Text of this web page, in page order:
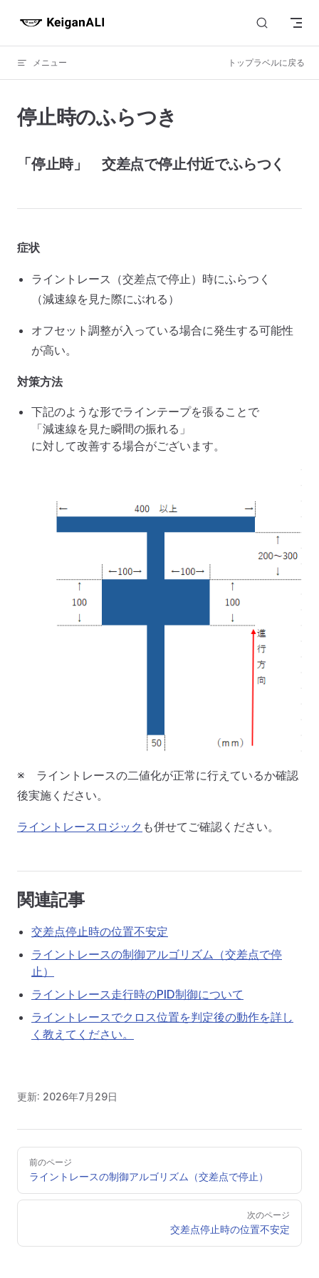
Skip to content
メニュー トップラベルに戻る
停止時のふらつき
「停止時」 交差点で停止付近でふらつく
症状
ライントレース（交差点で停止）時にふらつく
（減速線を見た際にぶれる）
オフセット調整が入っている場合に発生する可能性
が高い。
対策方法
下記のような形でラインテープを張ることで
「減速線を見た瞬間の振れる」
に対して改善する場合がございます。
※ ライントレースの二値化が正常に行えているか確認
後実施ください。
ライントレースロジック も併せてご確認ください。
関連記事
交差点停止時の位置不安定
ライントレースの制御アルゴリズム（交差点で停
止）
ライントレース走行時のPID制御について
ライントレースでクロス位置を判定後の動作を詳し
く教えてください。
更新: 2026年7月29日
Pager
前のページ
ライントレースの制御アルゴリズム（交差点で停止）
次のページ
交差点停止時の位置不安定